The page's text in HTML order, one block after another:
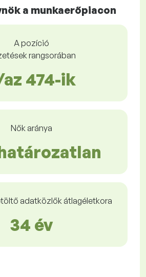
a munkaerőpiacon
A pozíció
rangsorában
474-ik
Nők aránya
adatközlők átlagéletkora
34 év